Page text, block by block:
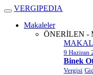
VERGIPEDIA
Makaleler
ÖNERİLEN -
9 Haziran
Binek
Vergisi